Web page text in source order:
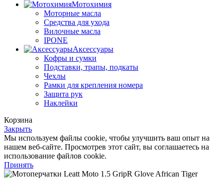
Мотохимия
Моторные масла
Средства для ухода
Вилочные масла
IPONE
Аксессуары
Кофры и сумки
Подставки, трапы, подкаты
Чехлы
Рамки для крепления номера
Защита рук
Наклейки
Корзина
Закрыть
Мы используем файлы cookie, чтобы улучшить ваш опыт на
нашем веб-сайте. Просмотрев этот сайт, вы соглашаетесь на
использование файлов cookie.
Принять